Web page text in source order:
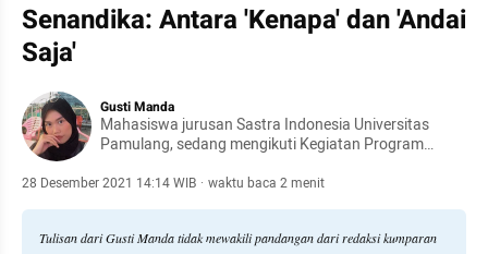
Senandika: Antara 'Kenapa' dan 'Andai
Saja'
Gusti Manda
Mahasiswa jurusan Sastra Indonesia Universitas
Pamulang, sedang mengikuti Kegiatan Program
28 Desember 2021 14:14 WIB · waktu baca 2 menit
Tulisan dari Gusti Manda tidak mewakili pandangan dari redaksi kumparan